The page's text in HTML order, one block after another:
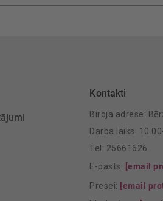
Kontakti
Biroja adrese:
Darba laiks:
Tel: 25661626
E-pasts: [email
Presei: [email